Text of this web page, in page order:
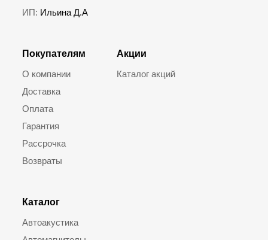
Покупателям
О компании
Доставка
Оплата
Гарантия
Рассрочка
Возвраты
Каталог
Автоакустика
Акции
Каталог акций
ИП: Ильина Д.А